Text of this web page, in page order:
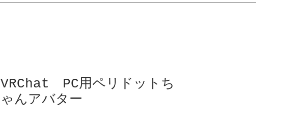
VRChat PC用ペリドットち
ゃんアバター